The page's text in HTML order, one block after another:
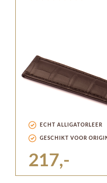
ECHT ALLIGATORLEER
GESCHIKT VOOR
217,-